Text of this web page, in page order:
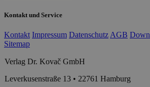
Kontakt und Service
Kontakt Impressum Datenschutz AGB
Sitemap
Verlag Dr. Kovač GmbH
Leverkusenstraße 13 • 22761 Hamburg